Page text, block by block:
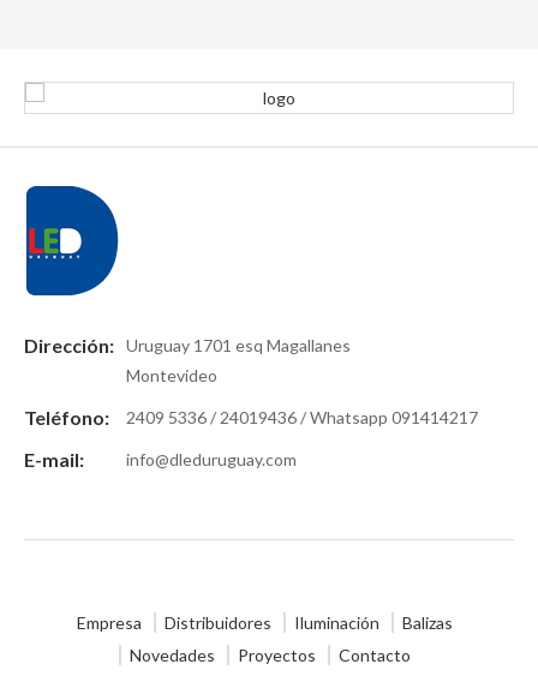
Dirección:Uruguay 1701 esq Magallanes
Montevideo
Teléfono:2409 5336 / 24019436 / Whatsapp 091414217
E-mail: info@dleduruguay.com
Empresa Distribuidores Iluminación
Balizas
Novedades
Proyectos Contacto